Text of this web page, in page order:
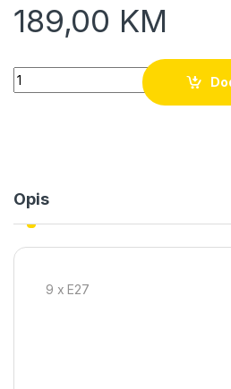
189,00 KM
Quantity
Opis
9 x E27